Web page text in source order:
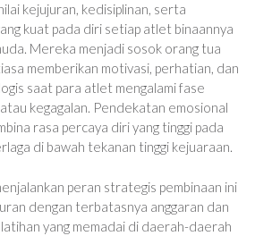
kejujuran, kedisiplinan, serta
kuat pada diri setiap atlet binaannya
Mereka menjadi sosok orang tua
memberikan motivasi, perhatian, dan
saat para atlet mengalami fase
kegagalan. Pendekatan emosional
rasa percaya diri yang tinggi pada
di bawah tekanan tinggi kejuaraan.
peran strategis pembinaan ini
dengan terbatasnya anggaran dan
yang memadai di daerah-daerah